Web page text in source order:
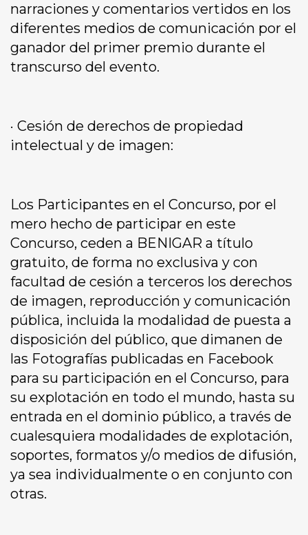
narraciones y comentarios vertidos en los
diferentes medios de comunicación por el
ganador del primer premio durante el
transcurso del evento.
· Cesión de derechos de propiedad
intelectual y de imagen:
Los Participantes en el Concurso, por el
mero hecho de participar en este
Concurso, ceden a BENIGAR a título
gratuito, de forma no exclusiva y con
facultad de cesión a terceros los derechos
de imagen, reproducción y comunicación
pública, incluida la modalidad de puesta a
disposición del público, que dimanen de
las Fotografías publicadas en Facebook
para su participación en el Concurso, para
su explotación en todo el mundo, hasta su
entrada en el dominio público, a través de
cualesquiera modalidades de explotación,
soportes, formatos y/o medios de difusión,
ya sea individualmente o en conjunto con
otras.